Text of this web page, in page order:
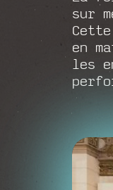
sur
en
les